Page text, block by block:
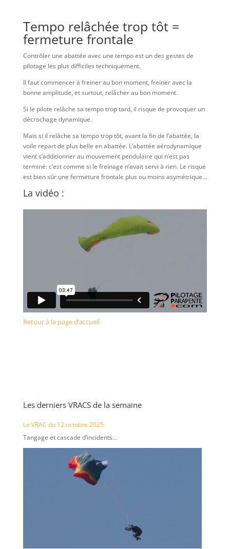
Tempo relâchée trop tôt =
fermeture frontale
Contrôler une abattée avec une tempo est un des gestes de
pilotage les plus difficiles techniquement.
Il faut commencer à freiner au bon moment, freiner avec la
bonne amplitude, et surtout, relâcher au bon moment.
Si le pilote relâche sa tempo trop tard, il risque de provoquer un
décrochage dynamique.
Mais si il relâche sa tempo trop tôt, avant la fin de l’abattée, la
voile repart de plus belle en abattée. L’abattée aérodynamique
vient s’additionner au mouvement pendulaire qui n’est pas
terminé: c’est comme si le freinage n’avait servi à rien. Le risque
est bien sûr une fermeture frontale plus ou moins asymétrique…
La vidéo :
Retour à la page d’accueil
Les derniers VRACS de la semaine
Le VRAC du 12 octobre 2025
Tangage et cascade d’incidents…